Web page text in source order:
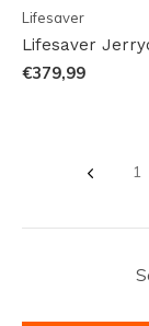
Lifesaver
Lifesaver
€379,99
1